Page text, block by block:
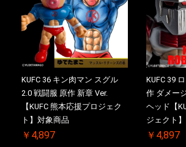
KUFC 36 キン肉マン スグル
2.0 戦闘服 原作 新章 Ver.
【KUFC 熊本応援プロジェク
ト】対象商品
￥4,897
KUFC 39
作 ダメー
ヘッド【
ジェクト
￥4,897